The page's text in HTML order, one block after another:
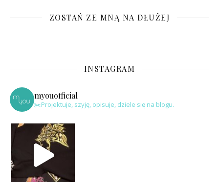
ZOSTAŃ ZE MNĄ NA DŁUŻEJ
INSTAGRAM
myouofficial
✂️Projektuje, szyję, opisuje, dziele się na blogu.